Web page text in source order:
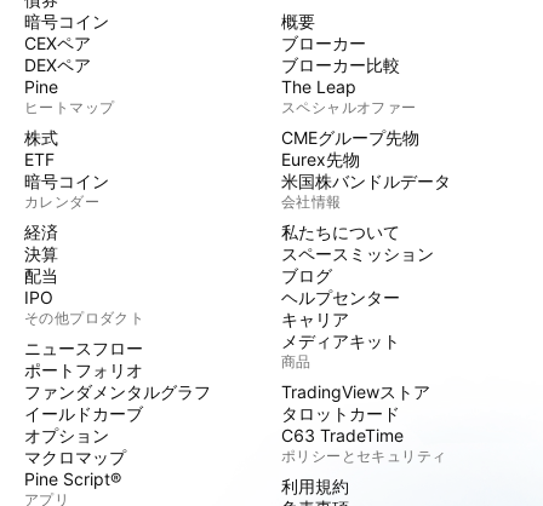
暗号コイン
CEXペア
DEXペア
Pine
ヒートマップ
株式
ETF
暗号コイン
カレンダー
経済
決算
配当
IPO
その他プロダクト
ニュースフロー
ポートフォリオ
ファンダメンタルグラフ
イールドカーブ
オプション
マクロマップ
Pine Script®
アプリ
概要
ブローカー
ブローカー比較
The Leap
スペシャルオファー
CMEグループ先物
Eurex先物
米国株バンドルデータ
会社情報
私たちについて
スペースミッション
ブログ
ヘルプセンター
キャリア
メディアキット
商品
TradingViewストア
タロットカード
C63 TradeTime
ポリシーとセキュリティ
利用規約